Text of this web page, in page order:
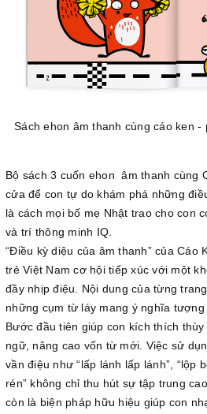
Sách ehon âm thanh cùng cáo ken
Bộ sách 3 cuốn ehon âm thanh cùng
cửa để con tự do khám phá những
là cách mọi bố mẹ Nhật trao cho con
và trí thông minh IQ.
“Điều kỳ diệu của âm thanh” của Cáo
trẻ Việt Nam cơ hội tiếp xúc với một
đầy nhịp điệu. Nội dung của từng
những cụm từ láy mang ý nghĩa
Bước đầu tiên giúp con kích thích
ngữ, nâng cao vốn từ mới. Việc sử
vần điệu như “lấp lánh lấp lánh”, “lộp
rén” không chỉ thu hút sự tập trung
còn là biện pháp hữu hiệu giúp con